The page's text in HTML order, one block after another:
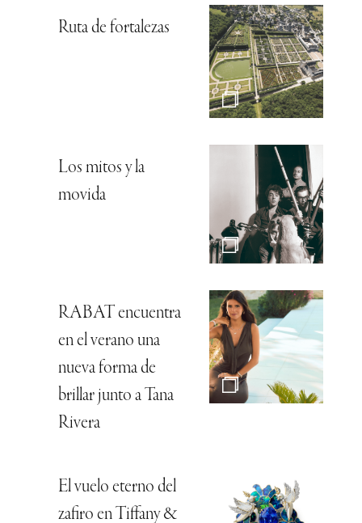
Ruta de fortalezas
Los mitos y la
movida
RABAT encuentra
en el verano una
nueva forma de
brillar junto a Tana
Rivera
El vuelo eterno del
zafiro en Tiffany &